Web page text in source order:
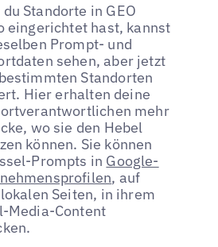
du Standorte in GEO
eingerichtet hast, kannst
Prompt- und
sehen, aber jetzt
Standorten
Hier erhalten deine
mehr
wo sie den Hebel
können. Sie können
Prompts in Google-
, auf
Seiten, in ihrem
Media-Content